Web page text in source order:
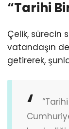
“Tarihi
Çelik, sürecin
vatandaşın
getirerek,